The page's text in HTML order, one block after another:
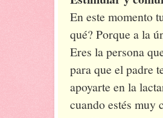
En este momento
qué? Porque a la
Eres la persona
para que el padre
apoyarte en la
cuando estés muy